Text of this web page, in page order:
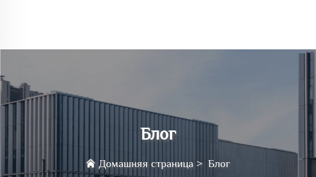
Блог
Домашняя страница > Блог